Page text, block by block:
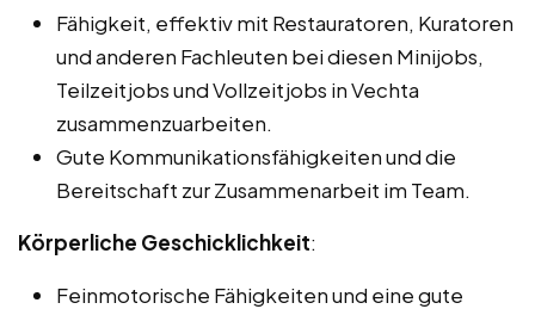
Fähigkeit, effektiv mit Restauratoren, Kuratoren
und anderen Fachleuten bei diesen Minijobs,
Teilzeitjobs und Vollzeitjobs in Vechta
zusammenzuarbeiten.
Gute Kommunikationsfähigkeiten und die
Bereitschaft zur Zusammenarbeit im Team.
Körperliche Geschicklichkeit:
Feinmotorische Fähigkeiten und eine gute